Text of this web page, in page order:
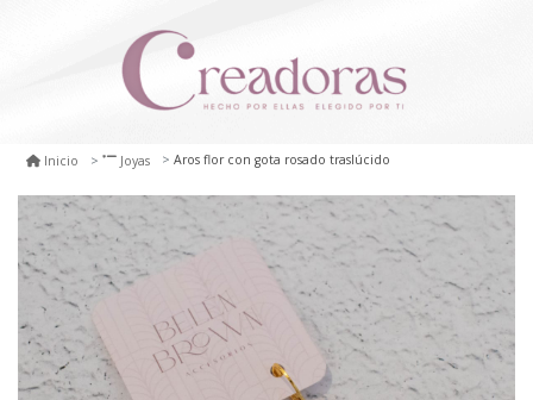
Inicio Joyas Aros flor con gota rosado traslúcido